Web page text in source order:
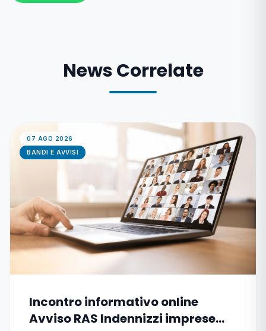
News Correlate
07 AGO 2026
BANDI E AVVISI
Incontro informativo online
Avviso RAS Indennizzi imprese